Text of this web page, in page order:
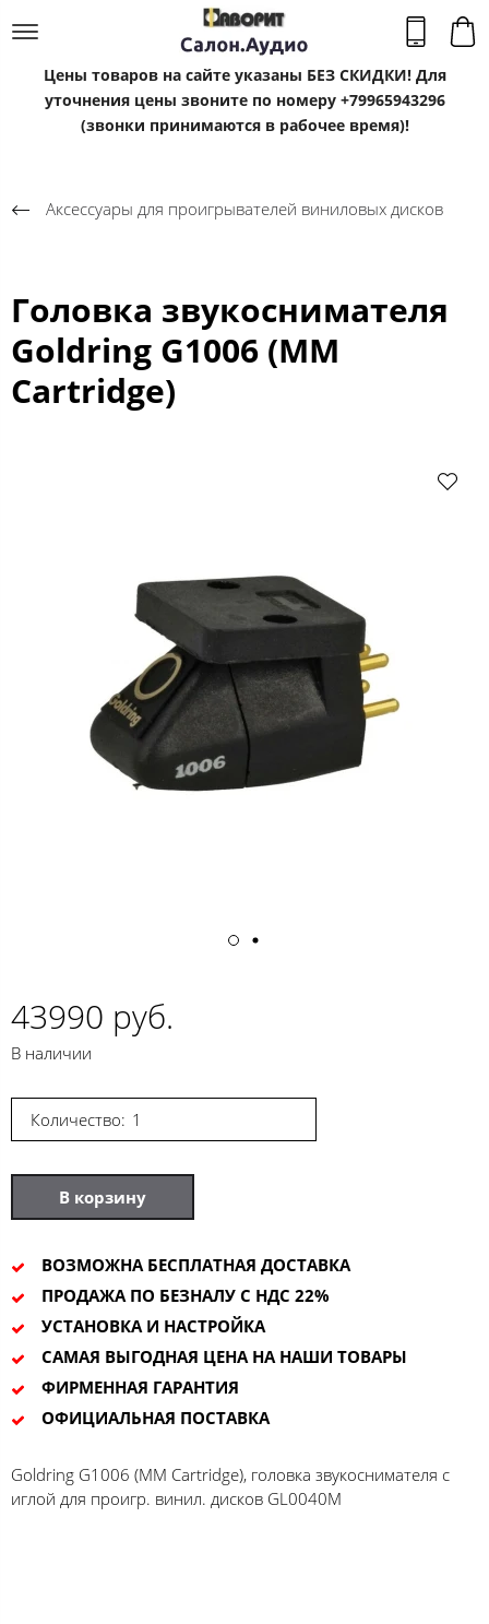
Цены товаров на сайте указаны БЕЗ СКИДКИ! Для
уточнения цены звоните по номеру +79965943296
(звонки принимаются в рабочее время)!
Аксессуары для проигрывателей виниловых дисков
Головка звукоснимателя
Goldring G1006 (MM
Cartridge)
43990 руб.
В наличии
Количество:
В корзину
ВОЗМОЖНА БЕСПЛАТНАЯ ДОСТАВКА
ПРОДАЖА ПО БЕЗНАЛУ С НДС 22%
УСТАНОВКА И НАСТРОЙКА
САМАЯ ВЫГОДНАЯ ЦЕНА НА НАШИ ТОВАРЫ
ФИРМЕННАЯ ГАРАНТИЯ
ОФИЦИАЛЬНАЯ ПОСТАВКА
Goldring G1006 (MM Cartridge), головка звукоснимателя с
иглой для проигр. винил. дисков GL0040M